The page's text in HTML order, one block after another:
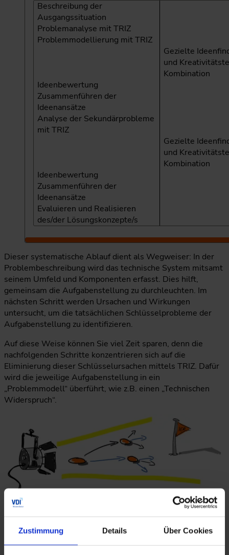
Zustimmung Details Über Cookies
Beschreibung der
Ausgangssituation
Problemanalyse mit TRIZ
Problemmodellierung mit TRIZ
Gezielte
und
Kombination
Ideenbewertung
Zusammenführen der
Ideenansätze
Analyse der Sekundärprobleme
mit TRIZ
Gezielte
und
Kombination
Ideenbewertung
Zusammenführen der
Ideenansätze
Evaluieren und Realisieren
des/der Lösungskonzepte/s
Dieser systematische Ablauf dient als Wegweiser: In der
Problembeschreibung wird das technische System mitsamt
seinem Umfeld und Komponenten erfasst. Dies hilft,
gemeinsam die Aufgabenstellung zu durchleuchten. Im
nächsten Schritt werden Ursachen und Wirkungen
untersucht, um die tatsächlichen Schlüsselprobleme der
Aufgabenstellung zu identifizieren.
Auf diese Weise können Sie viel Zeit sparen, denn die
nachfolgenden Schritte konzentrieren sich auf die
Eliminierung dieser Schlüsselursachen mittels TRIZ. Dafür
wird die jeweilige Aufgabenstellung in ein
„Problemmodell“ überführt, wie z.B. einen „Technischen
Widerspruch“.
Statt auf alt-bekannten Wegen zu wandeln…